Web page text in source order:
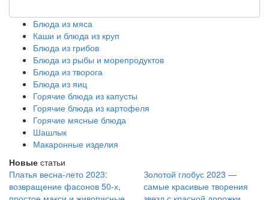
Блюда из мяса
Каши и блюда из круп
Блюда из грибов
Блюда из рыбы и морепродуктов
Блюда из творога
Блюда из яиц
Горячие блюда из капусты
Горячие блюда из картофеля
Горячие мясные блюда
Шашлык
Макаронные изделия
Новые статьи
Платья весна-лето 2023:
возвращение фасонов 50-х,
Золотой глобус 2023 —
самые красивые творения